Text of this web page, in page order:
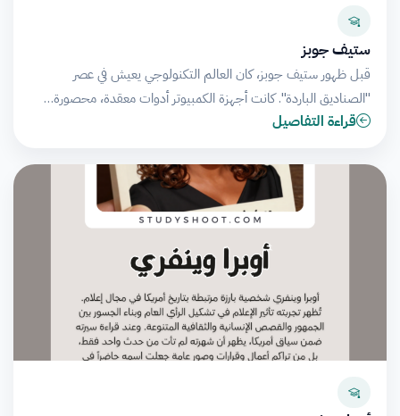
ستيف جوبز
قبل ظهور ستيف جوبز، كان العالم التكنولوجي يعيش في عصر
"الصناديق الباردة". كانت أجهزة الكمبيوتر أدوات معقدة، محصورة…
قراءة التفاصيل